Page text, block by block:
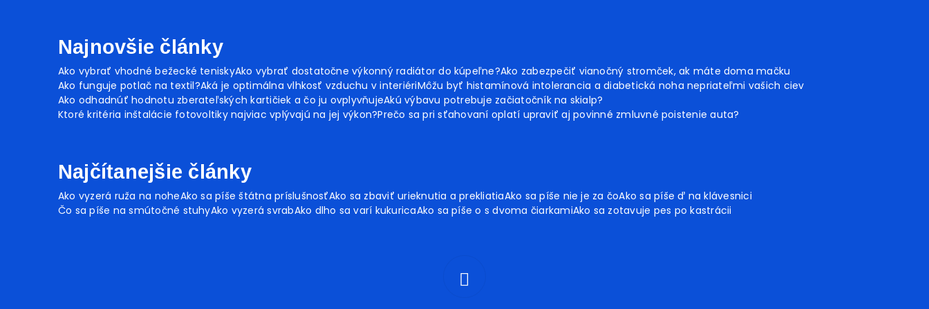
Najnovšie články
Ako vybrať vhodné bežecké teniskyAko vybrať dostatočne výkonný radiátor do kúpeľne?Ako zabezpečiť vianočný stromček, ak máte doma mačku
Ako funguje potlač na textil?Aká je optimálna vlhkosť vzduchu v interiériMôžu byť histamínová intolerancia a diabetická noha nepriateľmi vašich ciev
Ako odhadnúť hodnotu zberateľských kartičiek a čo ju ovplyvňujeAkú výbavu potrebuje začiatočník na skialp?
Ktoré kritéria inštalácie fotovoltiky najviac vplývajú na jej výkon?Prečo sa pri sťahovaní oplatí upraviť aj povinné zmluvné poistenie auta?
Najčítanejšie články
Ako vyzerá ruža na noheAko sa píše štátna príslušnosťAko sa zbaviť urieknutia a prekliatiaAko sa píše nie je za čoAko sa píše ď na klávesnici
Čo sa píše na smútočné stuhyAko vyzerá svrabAko dlho sa varí kukuricaAko sa píše o s dvoma čiarkamiAko sa zotavuje pes po kastrácii